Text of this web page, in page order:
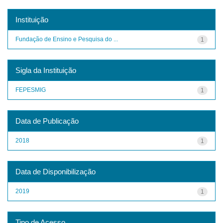
Instituição
1
Fundação de Ensino e Pesquisa do ...
Sigla da Instituição
1
FEPESMIG
Data de Publicação
1
2018
Data de Disponibilização
1
2019